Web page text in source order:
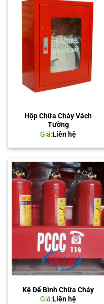
Hộp Chữa Cháy Vách
Tường
Giá:Liên hệ
Kệ Để Bình Chữa Cháy
Giá:Liên hệ